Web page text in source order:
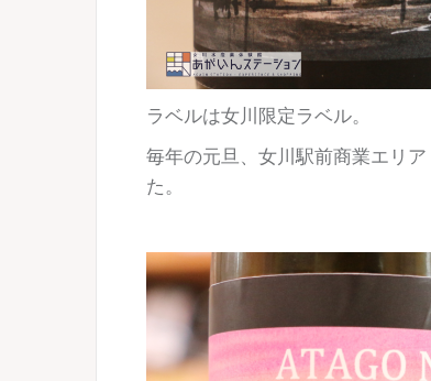
ラベルは女川限定ラベル。
毎年の元旦、女川駅前商業エリ
た。